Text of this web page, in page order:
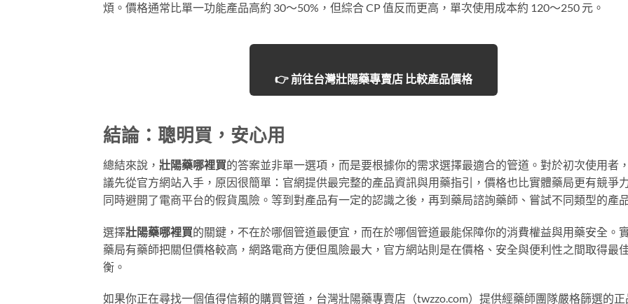
煩。價格通常比單一功能產品高約 30～50%，但綜合 CP 值反而更高，單次使用成本約 120～250 元。
👉 前往台灣壯陽藥專賣店 比較產品價格
結論：聰明買，安心用
總結來說， 壯陽藥哪裡買的答案並非單一選項，而是要根據你的需求選擇最適合的管道。對於初次使用者
議先從官方網站入手，原因很簡單：官網提供最完整的產品資訊與用藥指引，價格也比實體藥局更有競爭
同時避開了電商平台的假貨風險。等到對產品有一定的認識之後，再到藥局諮詢藥師、嘗試不同類型的產
選擇壯陽藥哪裡買的關鍵，不在於哪個管道最便宜，而在於哪個管道最能保障你的消費權益與用藥安全。
藥局有藥師把關但價格較高，網路電商方便但風險最大，官方網站則是在價格、安全與便利性之間取得最
衡。
如果你正在尋找一個值得信賴的購買管道，台灣壯陽藥專賣店（twzzo.com）提供經藥師團隊嚴格篩選的正